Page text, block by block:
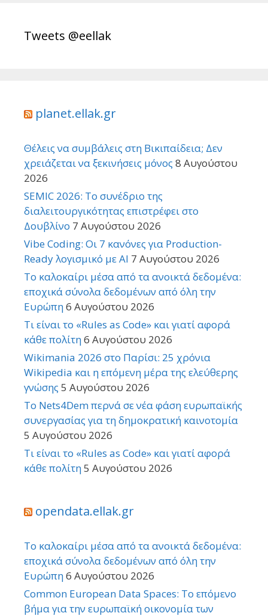
Tweets @eellak
planet.ellak.gr
Θέλεις να συμβάλεις στη Βικιπαίδεια; Δεν
χρειάζεται να ξεκινήσεις μόνος 8 Αυγούστου
2026
SEMIC 2026: Το συνέδριο της
διαλειτουργικότητας επιστρέφει στο
Δουβλίνο 7 Αυγούστου 2026
Vibe Coding: Οι 7 κανόνες για Production-
Ready λογισμικό με AI 7 Αυγούστου 2026
Το καλοκαίρι μέσα από τα ανοικτά δεδομένα:
εποχικά σύνολα δεδομένων από όλη την
Ευρώπη6 Αυγούστου 2026
Τι είναι το «Rules as Code» και γιατί αφορά
κάθε πολίτη6 Αυγούστου 2026
Wikimania 2026 στο Παρίσι: 25 χρόνια
Wikipedia και η επόμενη μέρα της ελεύθερης
γνώσης 5 Αυγούστου 2026
Το Nets4Dem περνά σε νέα φάση ευρωπαϊκής
συνεργασίας για τη δημοκρατική καινοτομία
5 Αυγούστου 2026
Τι είναι το «Rules as Code» και γιατί αφορά
κάθε πολίτη5 Αυγούστου 2026
opendata.ellak.gr
Το καλοκαίρι μέσα από τα ανοικτά δεδομένα:
εποχικά σύνολα δεδομένων από όλη την
Ευρώπη6 Αυγούστου 2026
Common European Data Spaces: Το επόμενο
βήμα για την ευρωπαϊκή οικονομία των